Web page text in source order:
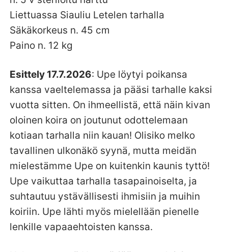
Liettuassa Siauliu Letelen tarhalla
Säkäkorkeus n. 45 cm
Paino n. 12 kg
Esittely 17.7.2026: Upe löytyi poikansa
kanssa vaeltelemassa ja pääsi tarhalle kaksi
vuotta sitten. On ihmeellistä, että näin kivan
oloinen koira on joutunut odottelemaan
kotiaan tarhalla niin kauan! Olisiko melko
tavallinen ulkonäkö syynä, mutta meidän
mielestämme Upe on kuitenkin kaunis tyttö!
Upe vaikuttaa tarhalla tasapainoiselta, ja
suhtautuu ystävällisesti ihmisiin ja muihin
koiriin. Upe lähti myös mielellään pienelle
lenkille vapaaehtoisten kanssa.